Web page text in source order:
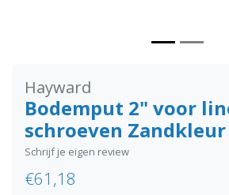
Hayward
Bodemput 2" voor
schroeven Zandkleur
Schrijf je eigen review
€61,18